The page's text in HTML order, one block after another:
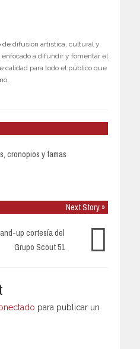
de difusión artística, cultural y
a difundir y fomentar el
calidad para todo el público que
cronopios y famas
Next Story »
up cortesía del
Grupo Scout 51
para publicar un